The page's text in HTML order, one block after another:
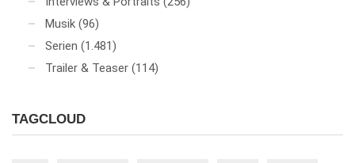
Musik (96)
Serien (1.481)
Trailer & Teaser (114)
TAGCLOUD